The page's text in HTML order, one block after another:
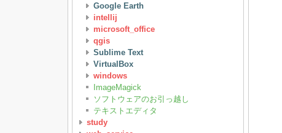
Google Earth
intellij
microsoft_office
qgis
Sublime Text
VirtualBox
windows
ImageMagick
ソフトウェアのお引っ越し
テキストエディタ
study